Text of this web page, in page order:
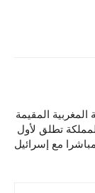
المغربية المقيمة
تطلق لأول
مع إسرائيل